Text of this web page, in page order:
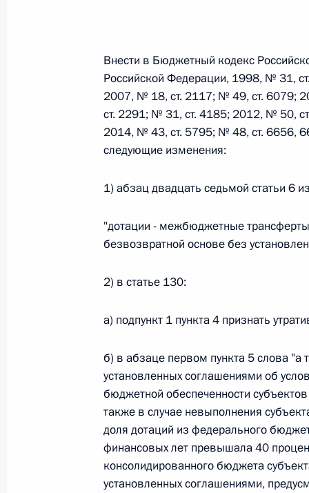
О внесении изменений в статьи 85 и
кодекса Российской Федерации
26 июля 2026 года
О внесении изменений в Трудовой
26 июля 2026 года
Федеральный закон от
26 июля 2026 года
Федеральный закон от
О внесении изменения в статью 2
и добровольчестве (волонтерстве)»
26 июля 2026 года
Внести в Бюджетный кодекс
Российской Федерации, 1998, № 31,
2007, № 18, ст. 2117; № 49, ст. 6079;
ст. 2291; № 31, ст. 4185; 2012, № 50,
2014, № 43, ст. 5795; № 48, ст. 6656,
следующие изменения:
1) абзац двадцать седьмой статьи 6
"дотации - межбюджетные
безвозвратной основе без
2) в статье 130:
а) подпункт 1 пункта 4 признать
б) в абзаце первом пункта 5 слова "а
установленных соглашениями об
бюджетной обеспеченности
также в случае невыполнения
доля дотаций из федерального
финансовых лет превышала 40
консолидированного бюджета
установленных соглашениями,